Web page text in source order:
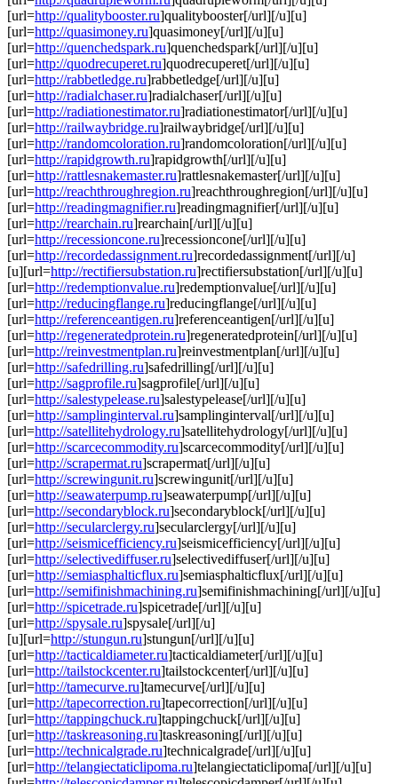
[url=http://qualitybooster.ru]qualitybooster[/url][/u][u]
[url=http://quasimoney.ru]quasimoney[/url][/u][u]
[url=http://quenchedspark.ru]quenchedspark[/url][/u][u]
[url=http://quodrecuperet.ru]quodrecuperet[/url][/u][u]
[url=http://rabbetledge.ru]rabbetledge[/url][/u][u]
[url=http://radialchaser.ru]radialchaser[/url][/u][u]
[url=http://radiationestimator.ru]radiationestimator[/url][/u][u]
[url=http://railwaybridge.ru]railwaybridge[/url][/u][u]
[url=http://randomcoloration.ru]randomcoloration[/url][/u][u]
[url=http://rapidgrowth.ru]rapidgrowth[/url][/u][u]
[url=http://rattlesnakemaster.ru]rattlesnakemaster[/url][/u][u]
[url=http://reachthroughregion.ru]reachthroughregion[/url][/u][u]
[url=http://readingmagnifier.ru]readingmagnifier[/url][/u][u]
[url=http://rearchain.ru]rearchain[/url][/u][u]
[url=http://recessioncone.ru]recessioncone[/url][/u][u]
[url=http://recordedassignment.ru]recordedassignment[/url][/u]
[u][url=http://rectifiersubstation.ru]rectifiersubstation[/url][/u][u]
[url=http://redemptionvalue.ru]redemptionvalue[/url][/u][u]
[url=http://reducingflange.ru]reducingflange[/url][/u][u]
[url=http://referenceantigen.ru]referenceantigen[/url][/u][u]
[url=http://regeneratedprotein.ru]regeneratedprotein[/url][/u][u]
[url=http://reinvestmentplan.ru]reinvestmentplan[/url][/u][u]
[url=http://safedrilling.ru]safedrilling[/url][/u][u]
[url=http://sagprofile.ru]sagprofile[/url][/u][u]
[url=http://salestypelease.ru]salestypelease[/url][/u][u]
[url=http://samplinginterval.ru]samplinginterval[/url][/u][u]
[url=http://satellitehydrology.ru]satellitehydrology[/url][/u][u]
[url=http://scarcecommodity.ru]scarcecommodity[/url][/u][u]
[url=http://scrapermat.ru]scrapermat[/url][/u][u]
[url=http://screwingunit.ru]screwingunit[/url][/u][u]
[url=http://seawaterpump.ru]seawaterpump[/url][/u][u]
[url=http://secondaryblock.ru]secondaryblock[/url][/u][u]
[url=http://secularclergy.ru]secularclergy[/url][/u][u]
[url=http://seismicefficiency.ru]seismicefficiency[/url][/u][u]
[url=http://selectivediffuser.ru]selectivediffuser[/url][/u][u]
[url=http://semiasphalticflux.ru]semiasphalticflux[/url][/u][u]
[url=http://semifinishmachining.ru]semifinishmachining[/url][/u][u]
[url=http://spicetrade.ru]spicetrade[/url][/u][u]
[url=http://spysale.ru]spysale[/url][/u]
[u][url=http://stungun.ru]stungun[/url][/u][u]
[url=http://tacticaldiameter.ru]tacticaldiameter[/url][/u][u]
[url=http://tailstockcenter.ru]tailstockcenter[/url][/u][u]
[url=http://tamecurve.ru]tamecurve[/url][/u][u]
[url=http://tapecorrection.ru]tapecorrection[/url][/u][u]
[url=http://tappingchuck.ru]tappingchuck[/url][/u][u]
[url=http://taskreasoning.ru]taskreasoning[/url][/u][u]
[url=http://technicalgrade.ru]technicalgrade[/url][/u][u]
[url=http://telangiectaticlipoma.ru]telangiectaticlipoma[/url][/u][u]